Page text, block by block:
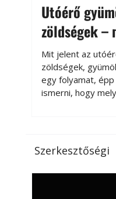
Utóérő
zöldségek –
érnek tovább
után?
Mit jelent az
zöldségek,
egy folyamat, épp
ismerni, hogy
paradicsomot
gazdasági
Szerkesztőségi